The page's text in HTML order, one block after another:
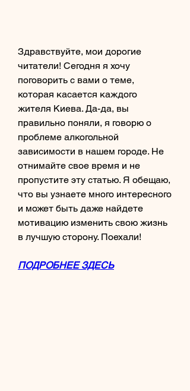
Здравствуйте, мои дорогие
читатели! Сегодня я хочу
поговорить с вами о теме,
которая касается каждого
жителя Киева. Да-да, вы
правильно поняли, я говорю о
проблеме алкогольной
зависимости в нашем городе. Не
отнимайте свое время и не
пропустите эту статью. Я обещаю,
что вы узнаете много интересного
и может быть даже найдете
мотивацию изменить свою жизнь
в лучшую сторону. Поехали!
ПОДРОБНЕЕ ЗДЕСЬ